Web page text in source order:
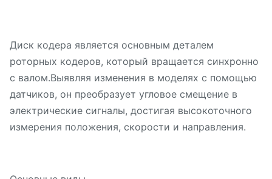
Диск кодера является основным деталем
роторных кодеров, который вращается синхронно
с валом.Выявляя изменения в моделях с помощью
датчиков, он преобразует угловое смещение в
электрические сигналы, достигая высокоточного
измерения положения, скорости и направления.